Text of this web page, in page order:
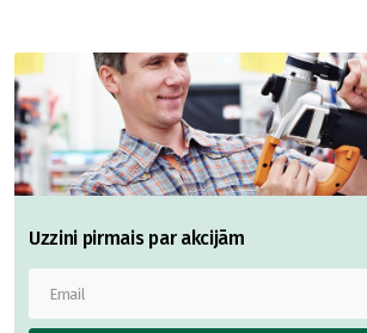
Uzzini pirmais par akcijām